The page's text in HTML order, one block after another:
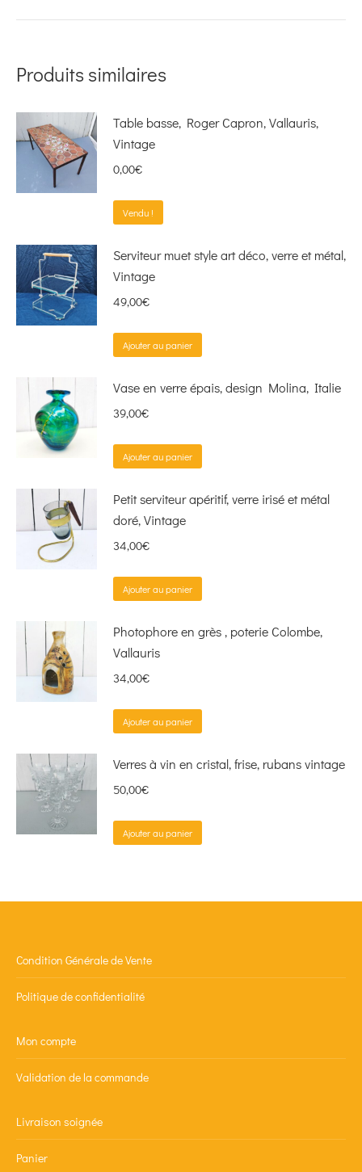
Produits similaires
Table basse, Roger Capron, Vallauris,
Vintage
0,00€
Vendu !
Serviteur muet style art déco, verre et métal,
Vintage
49,00€
Ajouter au panier
Vase en verre épais, design Molina, Italie
39,00€
Ajouter au panier
Petit serviteur apéritif, verre irisé et métal
doré, Vintage
34,00€
Ajouter au panier
Photophore en grès , poterie Colombe,
Vallauris
34,00€
Ajouter au panier
Verres à vin en cristal, frise, rubans vintage
50,00€
Ajouter au panier
Condition Générale de Vente
Politique de confidentialité
Mon compte
Validation de la commande
Livraison soignée
Panier